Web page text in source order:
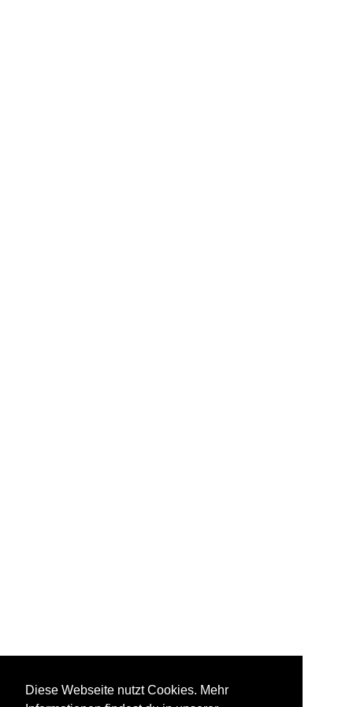
Diese Webseite nutzt Cookies. Mehr